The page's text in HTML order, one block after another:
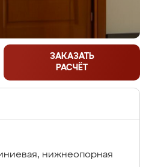
ЗАКАЗАТЬ
РАСЧЁТ
нижнеопорная